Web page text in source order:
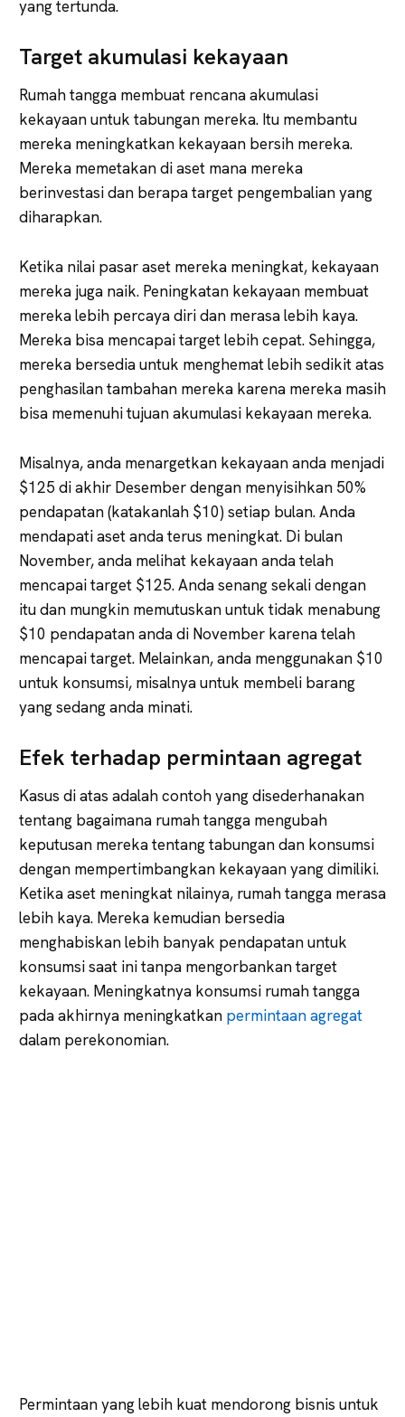
yang tertunda.
Target akumulasi kekayaan
Rumah tangga membuat rencana akumulasi
kekayaan untuk tabungan mereka. Itu membantu
mereka meningkatkan kekayaan bersih mereka.
Mereka memetakan di aset mana mereka
berinvestasi dan berapa target pengembalian yang
diharapkan.
Ketika nilai pasar aset mereka meningkat, kekayaan
mereka juga naik. Peningkatan kekayaan membuat
mereka lebih percaya diri dan merasa lebih kaya.
Mereka bisa mencapai target lebih cepat. Sehingga,
mereka bersedia untuk menghemat lebih sedikit atas
penghasilan tambahan mereka karena mereka masih
bisa memenuhi tujuan akumulasi kekayaan mereka.
Misalnya, anda menargetkan kekayaan anda menjadi
$125 di akhir Desember dengan menyisihkan 50%
pendapatan (katakanlah $10) setiap bulan. Anda
mendapati aset anda terus meningkat. Di bulan
November, anda melihat kekayaan anda telah
mencapai target $125. Anda senang sekali dengan
itu dan mungkin memutuskan untuk tidak menabung
$10 pendapatan anda di November karena telah
mencapai target. Melainkan, anda menggunakan $10
untuk konsumsi, misalnya untuk membeli barang
yang sedang anda minati.
Efek terhadap permintaan agregat
Kasus di atas adalah contoh yang disederhanakan
tentang bagaimana rumah tangga mengubah
keputusan mereka tentang tabungan dan konsumsi
dengan mempertimbangkan kekayaan yang dimiliki.
Ketika aset meningkat nilainya, rumah tangga merasa
lebih kaya. Mereka kemudian bersedia
menghabiskan lebih banyak pendapatan untuk
konsumsi saat ini tanpa mengorbankan target
kekayaan. Meningkatnya konsumsi rumah tangga
pada akhirnya meningkatkan permintaan agregat
dalam perekonomian.
Permintaan yang lebih kuat mendorong bisnis untuk